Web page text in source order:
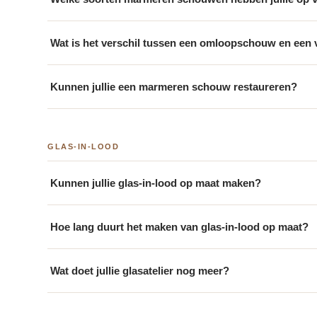
Wat is het verschil tussen een omloopschouw en
Kunnen jullie een marmeren schouw restaureren?
GLAS-IN-LOOD
Kunnen jullie glas-in-lood op maat maken?
Hoe lang duurt het maken van glas-in-lood op maat?
Wat doet jullie glasatelier nog meer?